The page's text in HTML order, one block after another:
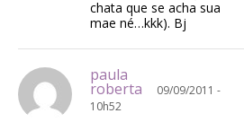
chata que se acha sua
mae né…kkk). Bj
paula
roberta
09/09/2011 -
10h52